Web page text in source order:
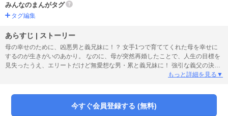
みんなのまんがタグ
タグ編集
あらすじ | ストーリー
母の幸せのために、凶悪男と義兄妹に！？ 女手1つで育ててくれた母を幸せに
するのが生きがいのあかり。 なのに、母が突然再婚したことで、人生の目標を
見失ったうえ、エリートだけど無愛想な男・累と義兄妹に！ 強引な義父の決定
で、義父と義兄・累を含めたまさかの４人暮らしがスタート。 母が幸せになれ
もっと詳細を見る▼
今すぐ会員登録する (無料)